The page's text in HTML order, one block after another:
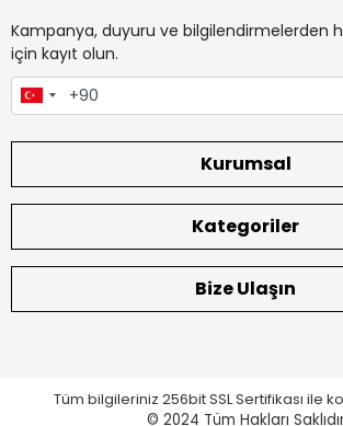
Kampanya, duyuru ve bilgilendirmelerden
için kayıt olun.
Kurumsal
Kategoriler
Bize Ulaşın
Tüm bilgileriniz 256bit SSL Sertifikası ile
© 2024 Tüm Hakları